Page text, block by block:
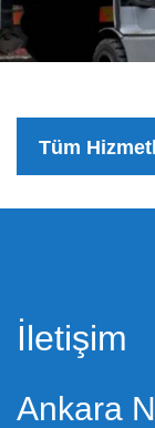
Tüm
İletişim
Ankara